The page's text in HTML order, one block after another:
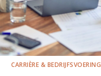
CARRIÈRE & BEDRIJFSVOERING